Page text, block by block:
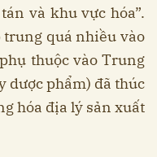
và khu vực hóa”.
quá nhiều vào
thuộc vào Trung
dược phẩm) đã thúc
hóa địa lý sản xuất